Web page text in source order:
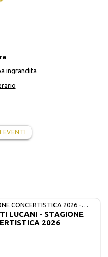
ingrandita
EVENTI
CONCERTISTICA 2026 -
SOLISTI LUCANI
LUCANI - STAGIONE
2026